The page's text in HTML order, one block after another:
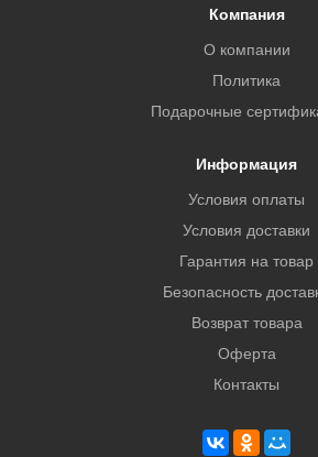
Компания
О компании
Политика
Подарочные
Информация
Условия оплаты
Условия доставки
Гарантия на товар
Безопасность
Возврат товара
Оферта
Контакты